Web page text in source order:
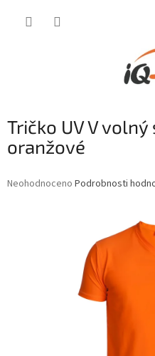
Tričko UV V
oranžové
Průměrné
Neohodnoceno Podrobnosti